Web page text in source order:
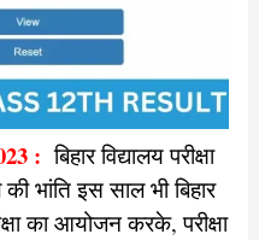
: बिहार विद्यालय परीक्षा
भांति इस साल भी बिहार
का आयोजन करके, परीक्षा